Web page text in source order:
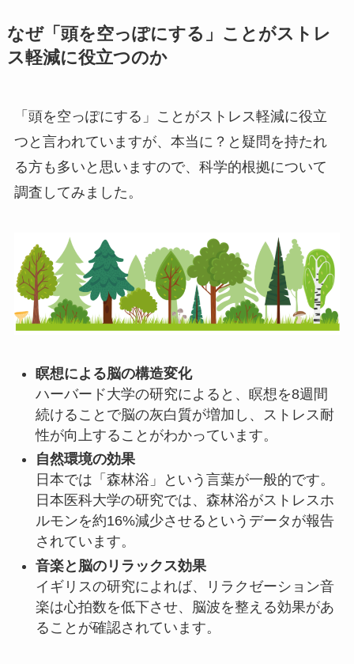
なぜ「頭を空っぽにする」ことがストレ
ス軽減に役立つのか
「頭を空っぽにする」ことがストレス軽減に役立
つと言われていますが、本当に？と疑問を持たれ
る方も多いと思いますので、科学的根拠について
調査してみました。
瞑想による脳の構造変化
ハーバード大学の研究によると、瞑想を8週間
続けることで脳の灰白質が増加し、ストレス耐
性が向上することがわかっています。
自然環境の効果
日本では「森林浴」という言葉が一般的です。
日本医科大学の研究では、森林浴がストレスホ
ルモンを約16%減少させるというデータが報告
されています。
音楽と脳のリラックス効果
イギリスの研究によれば、リラクゼーション音
楽は心拍数を低下させ、脳波を整える効果があ
ることが確認されています。